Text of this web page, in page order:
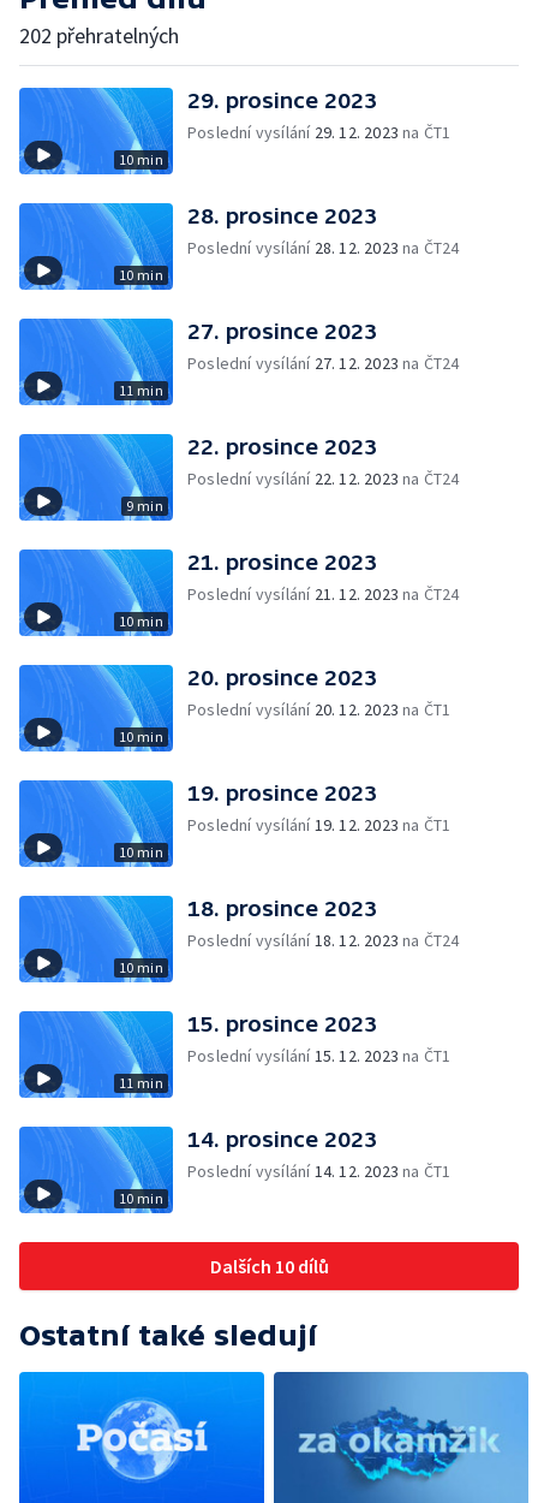
202 přehratelných
10 min
29. prosince 2023
Poslední vysílání 29. 12. 2023 na ČT1
10 min
28. prosince 2023
Poslední vysílání 28. 12. 2023 na ČT24
11 min
27. prosince 2023
Poslední vysílání 27. 12. 2023 na ČT24
9 min
22. prosince 2023
Poslední vysílání 22. 12. 2023 na ČT24
10 min
21. prosince 2023
Poslední vysílání 21. 12. 2023 na ČT24
10 min
20. prosince 2023
Poslední vysílání 20. 12. 2023 na ČT1
10 min
19. prosince 2023
Poslední vysílání19. 12. 2023 na ČT1
10 min
18. prosince 2023
Poslední vysílání18. 12. 2023 na ČT24
11 min
15. prosince 2023
Poslední vysílání15. 12. 2023 na ČT1
10 min
14. prosince 2023
Poslední vysílání14. 12. 2023 na ČT1
Dalších 10 dílů
Ostatní také sledují